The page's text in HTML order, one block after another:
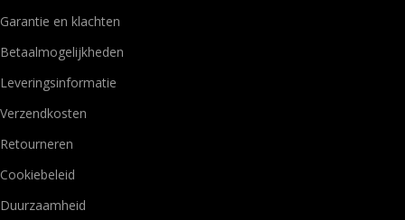
Garantie en klachten
Betaalmogelijkheden
Leveringsinformatie
Verzendkosten
Retourneren
Cookiebeleid
Duurzaamheid